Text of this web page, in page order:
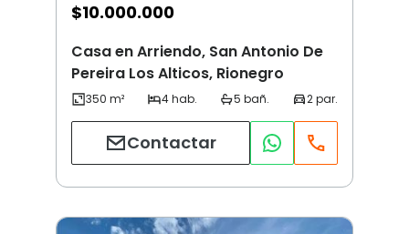
$10.000.000
Casa en Arriendo, San Antonio De
Pereira Los Alticos, Rionegro
Contactar